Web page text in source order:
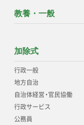
教養・一般
加除式
行政一般
地方自治
自治体経営・官民協働
行政サービス
公務員